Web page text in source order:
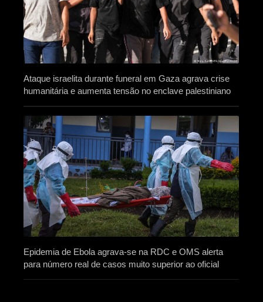
Ataque israelita durante funeral em Gaza agrava crise
humanitária e aumenta tensão no enclave palestiniano
Epidemia de Ebola agrava-se na RDC e OMS alerta
para número real de casos muito superior ao oficial